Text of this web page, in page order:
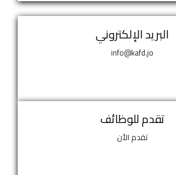
البريد الإلكتروني
info@kafd.jo
تقدم للوظائف
تقدم الأن